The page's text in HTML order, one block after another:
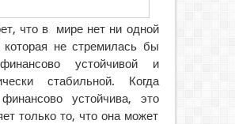
что в мире нет ни одной
не стремилась бы
устойчивой и
стабильной. Когда
устойчива, это
только то, что она может